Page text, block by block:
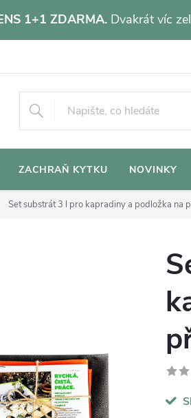
1+1 ZDARMA. Dvakrát víc
ZACHRAŇ KYTKU NOVINKY
Set substrát 3 l pro kapradiny a podložka na